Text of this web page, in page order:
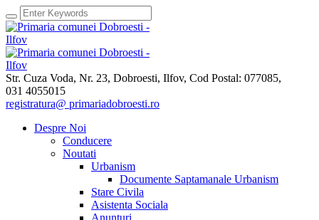
Str. Cuza Voda, Nr. 23, Dobroesti, Ilfov, Cod Postal: 077085,
031 4055015
registratura@ primariadobroesti.ro
Despre Noi
Conducere
Noutati
Urbanism
Documente Saptamanale Urbanism
Stare Civila
Asistenta Sociala
Anunturi